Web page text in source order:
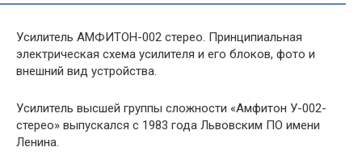
Усилитель АМФИТОН-002 стерео. Принципиальная
электрическая схема усилителя и его блоков, фото и
внешний вид устройства.
Усилитель высшей группы сложности «Амфитон У-002-
стерео» выпускался с 1983 года Львовским ПО имени
Ленина.